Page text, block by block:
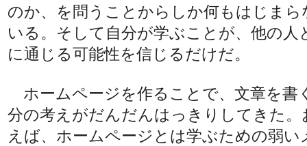
のか、を問うことからしか何もはじま
いる。そして自分が学ぶことが、他の人
に通じる可能性を信じるだけだ。
ホームページを作ることで、文章を書
分の考えがだんだんはっきりしてきた
えば、ホームページとは学ぶための弱い